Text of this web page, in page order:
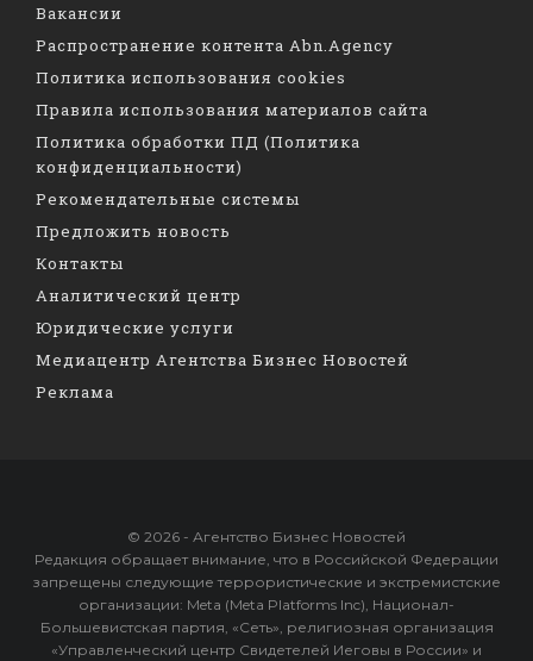
Вакансии
Распространение контента Abn.Agency
Политика использования cookies
Правила использования материалов сайта
Политика обработки ПД (Политика
конфиденциальности)
Рекомендательные системы
Предложить новость
Контакты
Аналитический центр
Юридические услуги
Медиацентр Агентства Бизнес Новостей
Реклама
© 2026 - Агентство Бизнес Новостей
Редакция обращает внимание, что в Российской Федерации
запрещены следующие террористические и экстремистские
организации: Meta (Meta Platforms Inc), Национал-
Большевистская партия, «Сеть», религиозная организация
«Управленческий центр Свидетелей Иеговы в России» и